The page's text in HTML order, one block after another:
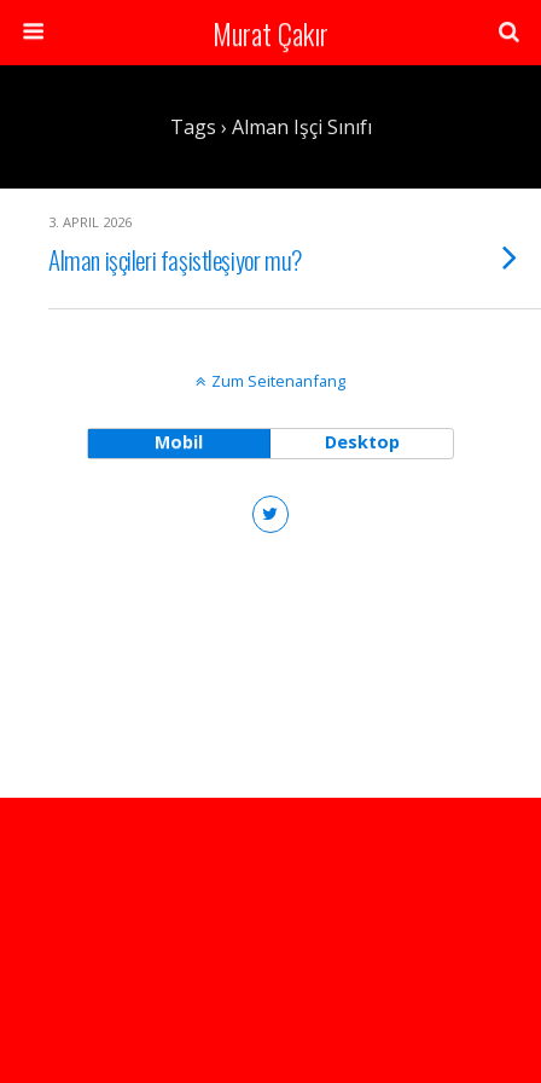
Murat Çakır
Tags › Alman Işçi Sınıfı
3. APRIL 2026
Alman işçileri faşistleşiyor mu?
Zum Seitenanfang
Mobil Desktop